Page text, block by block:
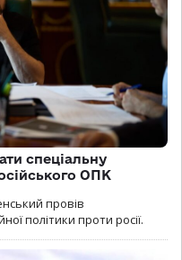
спеціальну
ОПК
провів
політики проти росії.